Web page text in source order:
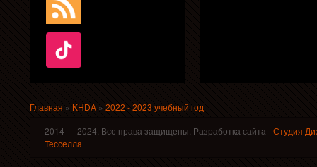
Вы здесь
Главная » KHDA » 2022 - 2023 учебный год
2014 — 2024. Все права защищены. Разработка сайтa -Студия
Тесселла